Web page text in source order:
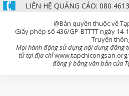
LIÊN HỆ QUẢNG CÁO: 080
@Bản quyền thuộc về
Giấy phép số 436/GP-BTTTT ngày
Truyền
Mọi hành động sử dụng nội dung đăng
tử tại địa chỉ
đồng ý bằng văn bản của